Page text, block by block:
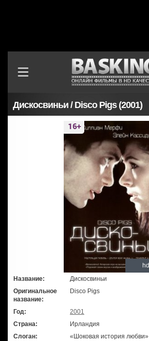
Дискосвиньи / Disco Pigs (2001)
hd
Название:
Дискосвиньи
Оригинальное
название:
Disco Pigs
Год:
2001
Страна:
Ирландия
Слоган:
«Шоковая история любви»